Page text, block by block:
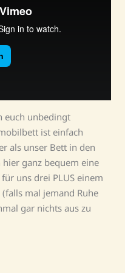
euch unbedingt
ist einfach
als unser Bett in den
ganz bequem eine
uns drei PLUS einem
mal jemand Ruhe
gar nichts aus zu